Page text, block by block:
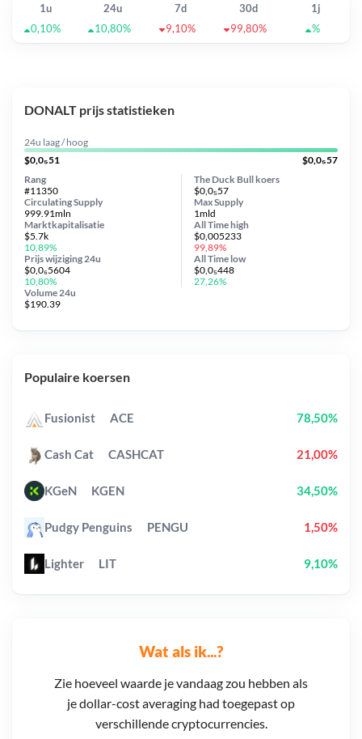
1u 24u 7d 30d
1j
0,10%
10,80% 9,10% 99,80% %
Wat als ik...?
Zie hoeveel waarde je vandaag zou hebben als
je dollar-cost averaging had toegepast op
verschillende cryptocurrencies.
DONALT prijs statistieken
24u laag / hoog
$0,0₅51
$0,0₅57
The Duck Bull koers
$0,0₅57
Circulating Supply
999.91mln
Prijs wijziging 24u
$0,0₆5604
10,80%
Max Supply
1mld
Marktkapitalisatie
$5.7k
10,89%
Volume 24u
$190.39
Rang
#11350
All Timehigh
$0,005233
99,89%
All Time low
$0,0₅448
27,26%
Populaire koersen
Fusionist ACE 78,50%
Cash Cat CASHCAT 21,00%
KGeN KGEN 34,50%
Pudgy Penguins PENGU 1,50%
Lighter LIT 9,10%